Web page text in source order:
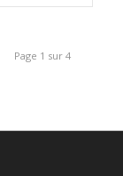
Page 1 sur 4